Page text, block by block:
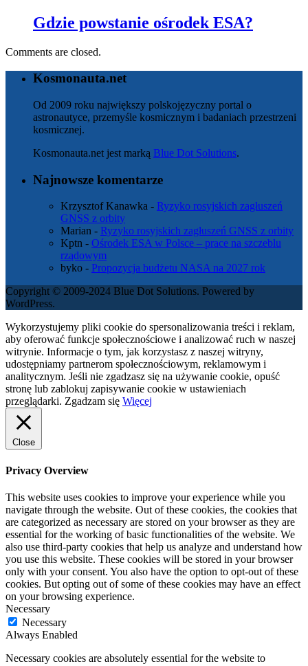
Gdzie powstanie ośrodek ESA?
Comments are closed.
Kosmonauta.net
Od 2009 roku największy polskojęzyczny portal o
astronautyce, przemyśle kosmicznym i badaniach przestrzeni
kosmicznej.
Kosmonauta.net jest marką Blue Dot Solutions.
Najnowsze komentarze
Krzysztof Kanawka - Ryzyko rosyjskich zagłuszeń
GNSS z orbity
Marian - Ryzyko rosyjskich zagłuszeń GNSS z orbity
Kptn - Ośrodek ESA w Polsce – prace na szczeblu
rządowym
byko - Propozycja budżetu NASA na 2027 rok
Copyright © 2009-2024 Blue Dot Solutions. Powered by
WordPress.
Wykorzystujemy pliki cookie do spersonalizowania treści i reklam,
aby oferować funkcje społecznościowe i analizować ruch w naszej
witrynie. Informacje o tym, jak korzystasz z naszej witryny,
udostępniamy partnerom społecznościowym, reklamowym i
analitycznym. Jeśli nie zgadzasz się na używanie cookie, opuść
stronę lub zablokuj zapisywanie cookie w ustawieniach
przeglądarki. Zgadzam się Więcej
Close
Privacy Overview
This website uses cookies to improve your experience while you
navigate through the website. Out of these cookies, the cookies that
are categorized as necessary are stored on your browser as they are
essential for the working of basic functionalities of the website. We
also use third-party cookies that help us analyze and understand how
you use this website. These cookies will be stored in your browser
only with your consent. You also have the option to opt-out of these
cookies. But opting out of some of these cookies may have an effect
on your browsing experience.
Necessary
Necessary
Always Enabled
Necessary cookies are absolutely essential for the website to